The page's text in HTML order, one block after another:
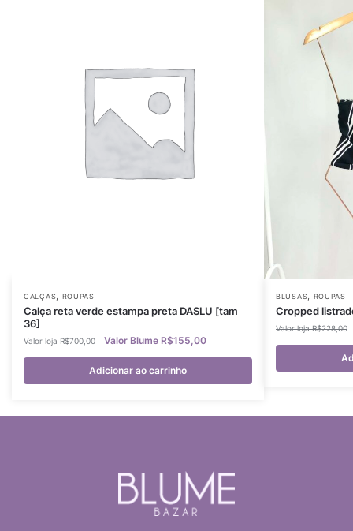
CALÇAS ROUPAS
Calça reta verde estampa preta DASLU [tam
36]
R$700,00 R$155,00
Adicionar ao carrinho
BLUSAS ROUPAS
Cropped
R$228,00